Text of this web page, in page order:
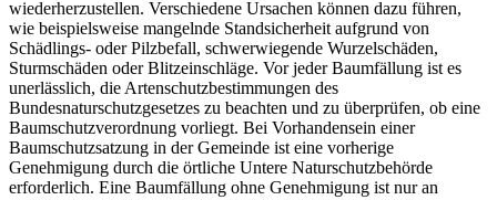
wiederherzustellen. Verschiedene Ursachen können dazu führen,
wie beispielsweise mangelnde Standsicherheit aufgrund von
Schädlings- oder Pilzbefall, schwerwiegende Wurzelschäden,
Sturmschäden oder Blitzeinschläge. Vor jeder Baumfällung ist es
unerlässlich, die Artenschutzbestimmungen des
Bundesnaturschutzgesetzes zu beachten und zu überprüfen, ob eine
Baumschutzverordnung vorliegt. Bei Vorhandensein einer
Baumschutzsatzung in der Gemeinde ist eine vorherige
Genehmigung durch die örtliche Untere Naturschutzbehörde
erforderlich. Eine Baumfällung ohne Genehmigung ist nur an